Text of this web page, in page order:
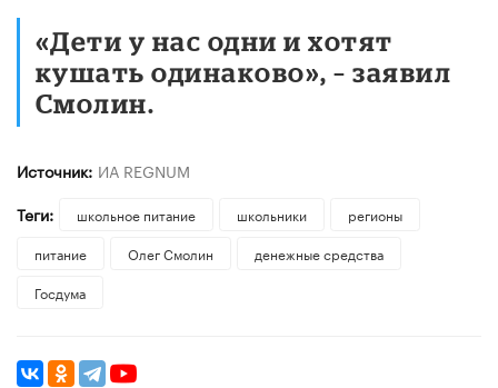
«Дети у нас одни и хотят
кушать одинаково», – заявил
Смолин.
Источник: ИА REGNUM
Теги:
школьное питание школьники
регионы
питание
Олег Смолин
денежные средства
Госдума